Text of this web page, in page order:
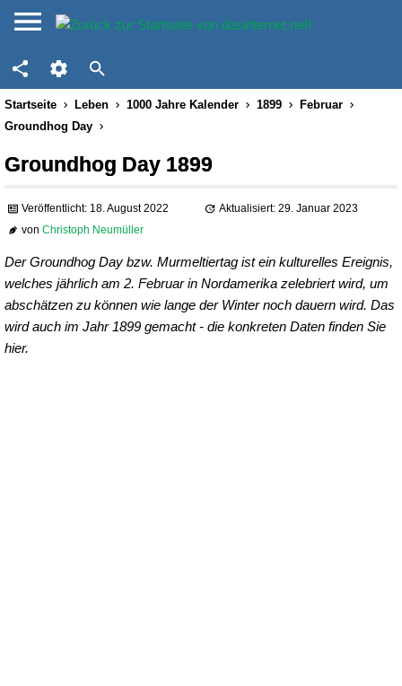
Startseite Leben 1000 Jahre Kalender 1899
Februar
Groundhog Day
Groundhog Day 1899
Veröffentlicht: 18. August 2022
Aktualisiert: 29. Januar 2023
vonChristoph Neumüller
Der Groundhog Day bzw. Murmeltiertag ist ein kulturelles Ereignis,
welches jährlich am 2. Februar in Nordamerika zelebriert wird, um
abschätzen zu können wie lange der Winter noch dauern wird. Das
wird auch im Jahr 1899 gemacht - die konkreten Daten finden Sie
hier.